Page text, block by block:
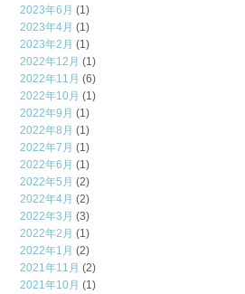
2023年6月 (1)
2023年4月 (1)
2023年2月 (1)
2022年12月 (1)
2022年11月 (6)
2022年10月 (1)
2022年9月 (1)
2022年8月 (1)
2022年7月 (1)
2022年6月 (1)
2022年5月 (2)
2022年4月 (2)
2022年3月 (3)
2022年2月 (1)
2022年1月 (2)
2021年11月 (2)
2021年10月 (1)